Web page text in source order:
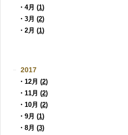
・4月 (1)
・3月 (2)
・2月 (1)
2017
・12月 (2)
・11月 (2)
・10月 (2)
・9月 (1)
・8月 (3)